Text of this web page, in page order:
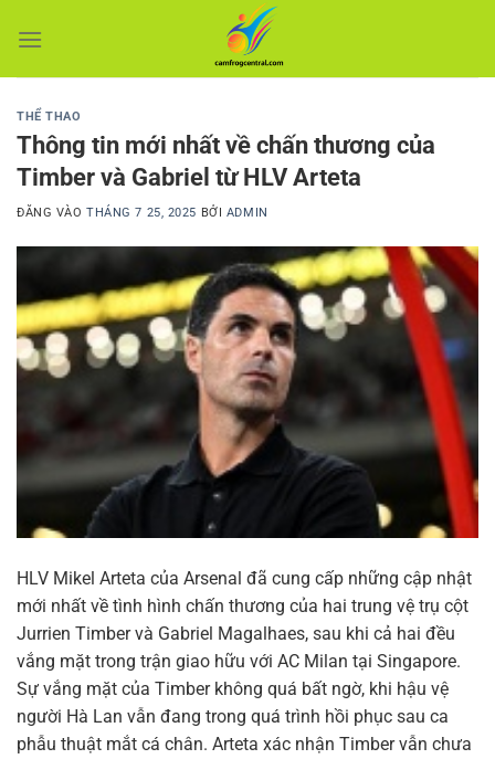
qua
THỂ THAO
Thông tin mới nhất về chấn thương của
Timber và Gabriel từ HLV Arteta
ĐĂNG VÀOTHÁNG 7 25, 2025 BỞI ADMIN
HLV Mikel Arteta của Arsenal đã cung cấp những cập nhật
mới nhất về tình hình chấn thương của hai trung vệ trụ cột
Jurrien Timber và Gabriel Magalhaes, sau khi cả hai đều
vắng mặt trong trận giao hữu với AC Milan tại Singapore.
Sự vắng mặt của Timber không quá bất ngờ, khi hậu vệ
người Hà Lan vẫn đang trong quá trình hồi phục sau ca
phẫu thuật mắt cá chân. Arteta xác nhận Timber vẫn chưa